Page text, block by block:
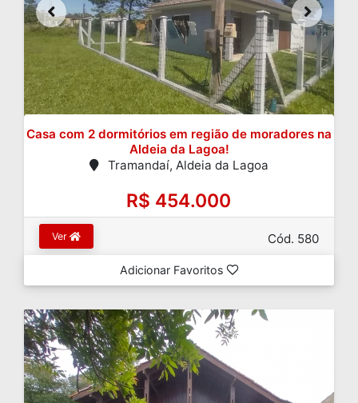
Casa com 2 dormitórios em região de moradores na
Aldeia da Lagoa!
Tramandaí, Aldeia da Lagoa
R$ 454.000
Ver Cód. 580
Adicionar Favoritos